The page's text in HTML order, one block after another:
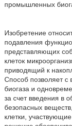
промышленных
Изобретение
подавления
представляющих
клеток
приводящий к
Способ позволяет с
биогаза и
за счет введения в
безопасных
клетки,